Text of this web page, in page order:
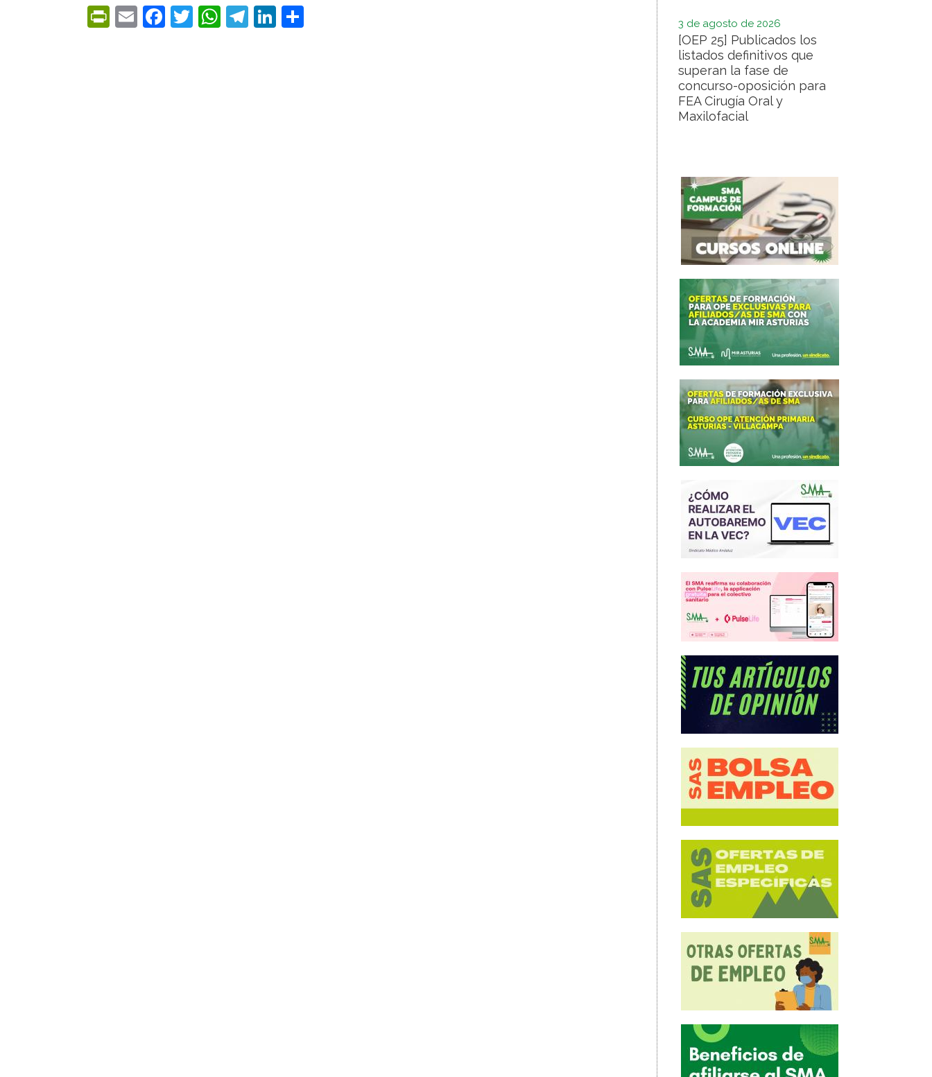
PrintFriendly
EmailFacebook
Twitter
WhatsApp
Telegram
LinkedIn 3 de agosto de 2026
[OEP 25] Publicados los
listados definitivos que
superan la fase de
concurso-oposición para
FEA Cirugía Oral y
Maxilofacial